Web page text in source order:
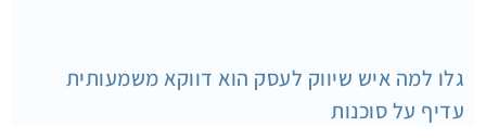
גלו למה איש שיווק לעסק הוא דווקא משמעותית
עדיף על סוכנות